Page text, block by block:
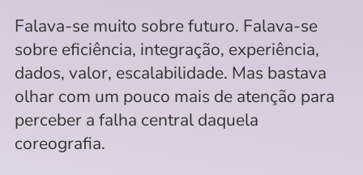
Falava-se muito sobre futuro. Falava-se
sobre eficiência, integração, experiência,
dados, valor, escalabilidade. Mas bastava
olhar com um pouco mais de atenção para
perceber a falha central daquela
coreografia.